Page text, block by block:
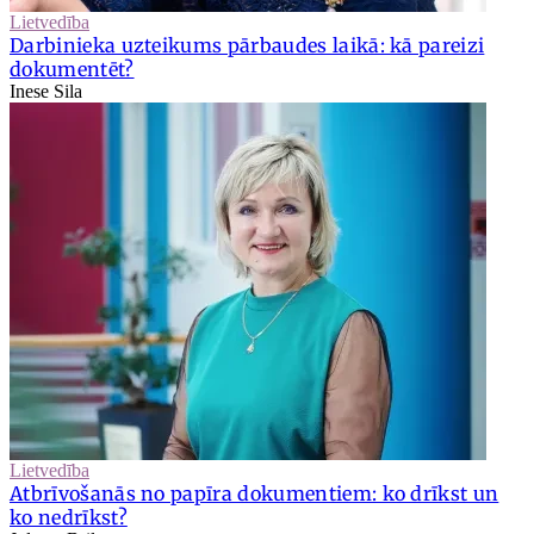
Lietvedība
Darbinieka uzteikums pārbaudes laikā: kā pareizi
dokumentēt?
Inese Sila
Lietvedība
Atbrīvošanās no papīra dokumentiem: ko drīkst un
ko nedrīkst?